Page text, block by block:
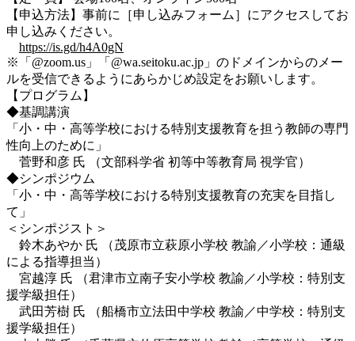
【申込方法】事前に［申し込みフォーム］にアクセスしてお
申し込みください。
https://is.gd/h4A0gN
※「@zoom.us」「@wa.seitoku.ac.jp」のドメインからのメー
ルを受信できるようにあらかじめ設定をお願いします。
【プログラム】
◆基調講演
「小・中・高等学校における特別支援教育を担う教師の専門
性向上のために」
菅野和彦 氏 （文部科学省 初等中等教育局 視学官）
◆シンポジウム
「小・中・高等学校における特別支援教育の充実を目指し
て」
＜シンポジスト＞
鈴木あやか 氏 （茂原市立萩原小学校 教諭／小学校：通級
による指導担当）
宮越淳 氏 （君津市立南子安小学校 教諭／小学校：特別支
援学級担任）
武田芳樹 氏 （船橋市立法田中学校 教諭／中学校：特別支
援学級担任）